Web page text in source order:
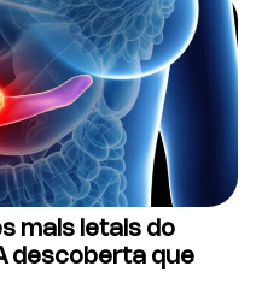
mais letais do
descoberta que